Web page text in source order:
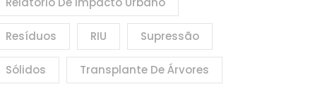
Resíduos RIU Supressão
Sólidos Transplante De Árvores